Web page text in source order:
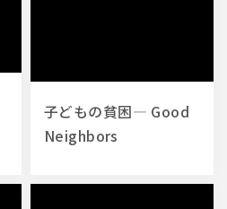
子どもの貧困― Good
Neighbors